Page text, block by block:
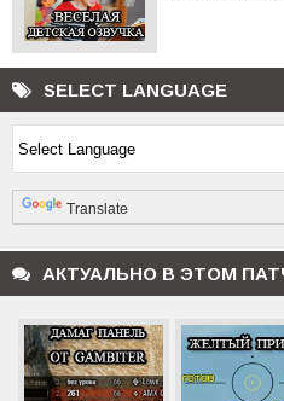
SELECT LANGUAGE
Translate
АКТУАЛЬНО В ЭТОМ